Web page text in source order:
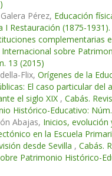
Pérez, Educación
I Restauración (1875-
complementarias
Internacional sobre
13 (2015)
Flix, Orígenes de la
El caso particular del
el siglo XIX , Cabás.
Histórico-Educativo:
Abajas, Inicios, evolución
en la Escuela
desde Sevilla , Cabás.
Patrimonio Histórico-